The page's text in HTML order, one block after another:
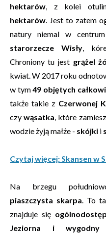
hektarów , z kolei
hektarów . Jest to zatem
natury niemal w
starorzecze Wisły ,
Chroniony tu jest grążel
kwiat. W 2017 roku
w tym49 objętych
także takie z Czerwonej
czywąsatka , które
wodzie żyją małże - skójki i
Czytaj więcej: Skansen w
Na brzegu
piaszczysta skarpa . To
znajduje się
Jeziorna i